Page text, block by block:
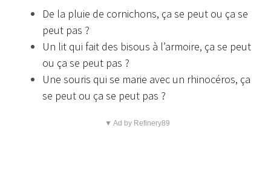
De la pluie de cornichons, ça se peut ou ça se
peut pas ?
Un lit qui fait des bisous à l’armoire, ça se peut
ou ça se peut pas ?
Une souris qui se marie avec un rhinocéros, ça
se peut ou ça se peut pas ?
▼ Ad by Refinery89